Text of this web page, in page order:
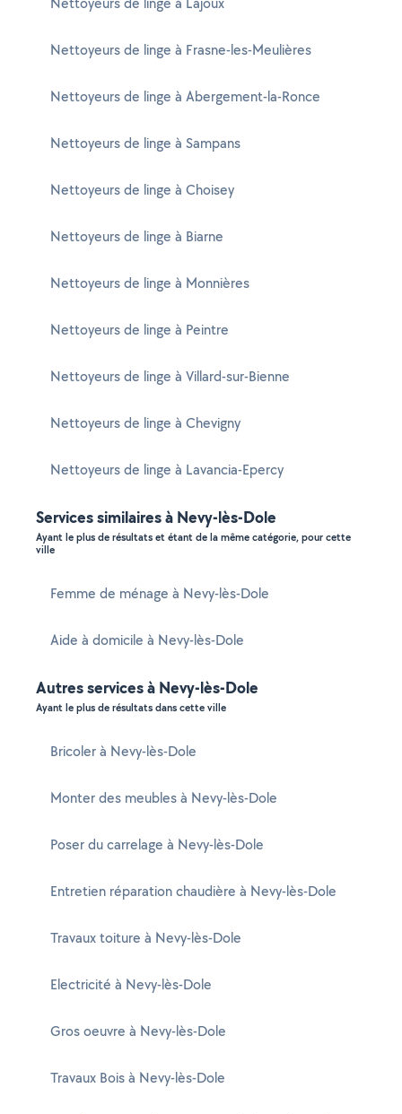
Nettoyeurs de linge à Frasne-les-Meulières
Nettoyeurs de linge à Abergement-la-Ronce
Nettoyeurs de linge à Sampans
Nettoyeurs de linge à Choisey
Nettoyeurs de linge à Biarne
Nettoyeurs de linge à Monnières
Nettoyeurs de linge à Peintre
Nettoyeurs de linge à Villard-sur-Bienne
Nettoyeurs de linge à Chevigny
Nettoyeurs de linge à Lavancia-Epercy
Services similaires à Nevy-lès-Dole
Ayant le plus de résultats et étant de la même catégorie, pour cette
ville
Femme de ménage à Nevy-lès-Dole
Aide à domicile à Nevy-lès-Dole
Autres services à Nevy-lès-Dole
Ayant le plus de résultats dans cette ville
Bricoler à Nevy-lès-Dole
Monter des meubles à Nevy-lès-Dole
Poser du carrelage à Nevy-lès-Dole
Entretien réparation chaudière à Nevy-lès-Dole
Travaux toiture à Nevy-lès-Dole
Electricité à Nevy-lès-Dole
Gros oeuvre à Nevy-lès-Dole
Travaux Bois à Nevy-lès-Dole